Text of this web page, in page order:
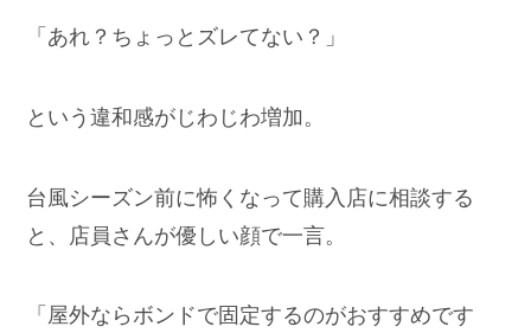
「あれ？ちょっとズレてない？」
という違和感がじわじわ増加。
台風シーズン前に怖くなって購入店に相談する
と、店員さんが優しい顔で一言。
「屋外ならボンドで固定するのがおすすめです